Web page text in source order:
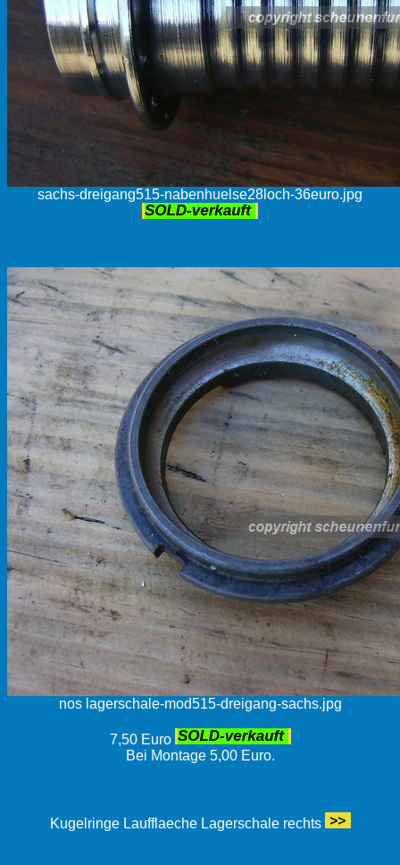
sachs-dreigang515-nabenhuelse28loch-36euro.jpg
nos lagerschale-mod515-dreigang-sachs.jpg
7,50 Euro
Bei Montage 5,00 Euro.
Kugelringe Laufflaeche Lagerschale rechts